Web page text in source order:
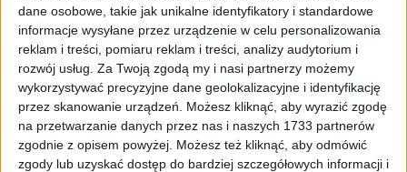
dane osobowe, takie jak unikalne identyfikatory i standardowe
informacje wysyłane przez urządzenie w celu personalizowania
reklam i treści, pomiaru reklam i treści, analizy audytorium i
rozwój usług. Za Twoją zgodą my i nasi partnerzy możemy
wykorzystywać precyzyjne dane geolokalizacyjne i identyfikację
przez skanowanie urządzeń. Możesz kliknąć, aby wyrazić zgodę
na przetwarzanie danych przez nas i naszych 1733 partnerów
zgodnie z opisem powyżej. Możesz też kliknąć, aby odmówić
zgody lub uzyskać dostęp do bardziej szczegółowych informacji i
Surron Podkładka izolująca (?7*?3.2*5)
5,09zł
ZOBACZ WIĘCEJ